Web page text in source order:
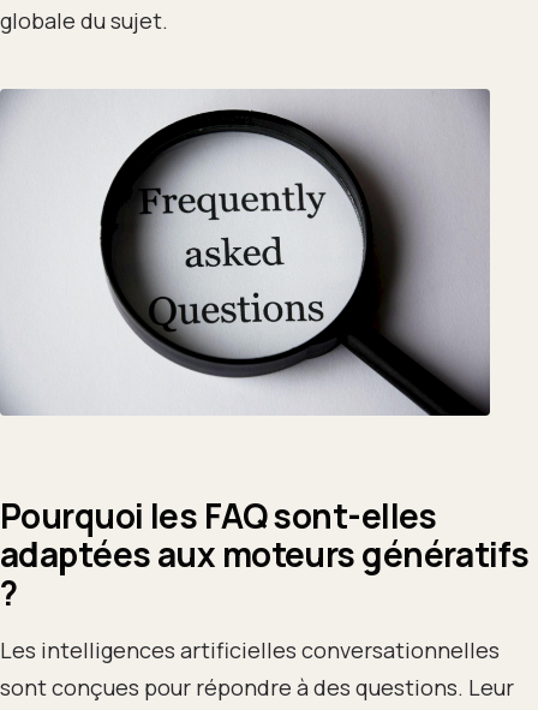
globale du sujet.
Pourquoi les FAQ sont-elles
adaptées aux moteurs génératifs
?
Les intelligences artificielles conversationnelles
sont conçues pour répondre à des questions. Leur